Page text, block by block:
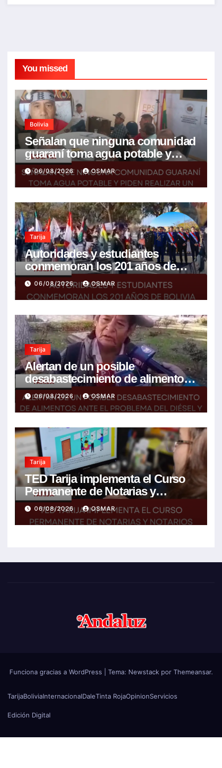
You missed
Bolivia
Señalan que ninguna comunidad
guaraní toma agua potable y
piden realizar un Foro para
resolver la problemática
06/08/2026 OSMAR
Tarija
Autoridades y estudiantes
conmemoran los 201 años de
Bolivia con la esperanza de un
mejor futuro
06/08/2026 OSMAR
Tarija
Alertan de un posible
desabastecimiento de alimentos
ante el problema del diésel y el
encarecimiento de insumos
agrícolas
06/08/2026 OSMAR
Tarija
TED Tarija implementa el Curso
Permanente de Notarias y
Notarios Electorales 2026
06/08/2026 OSMAR
Funciona gracias a WordPress Tema: Newstackpor Themeansar.
TarijaBoliviaInternacionalDaleTinta RojaOpinionServicios
Edición Digital